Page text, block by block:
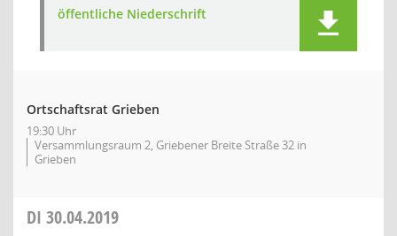
öffentliche Niederschrift
Ortschaftsrat Grieben
19:30 Uhr
Versammlungsraum 2, Griebener Breite Straße 32 in
Grieben
DI 30.04.2019